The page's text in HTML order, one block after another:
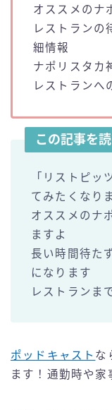
オススメのナ
レストランの
細情報
ナポリスタカ
レストランへ
この記事を
「リストピッ
てみたくなり
オススメのナ
ますよ
長い時間待た
になります
レストランま
ポッドキャスト な
ます！通勤時や家